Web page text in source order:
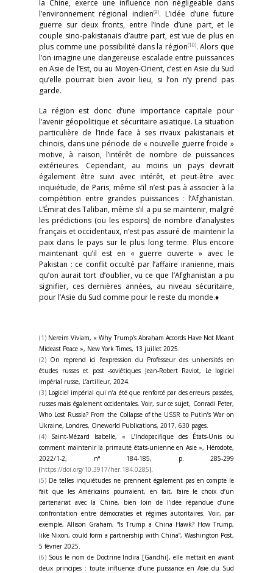
la Chine, exerce une influence non négligeable dans
l’environnement régional indien(9). L’idée d’une future
guerre sur deux fronts, entre l’Inde d’une part, et le
couple sino-pakistanais d’autre part, est vue de plus en
plus comme une possibilité dans la région(10). Alors que
l’on imagine une dangereuse escalade entre puissances
en Asie de l’Est, ou au Moyen-Orient, c’est en Asie du Sud
qu’elle pourrait bien avoir lieu, si l’on n’y prend pas
garde.
La région est donc d’une importance capitale pour
l’avenir géopolitique et sécuritaire asiatique. La situation
particulière de l’Inde face à ses rivaux pakistanais et
chinois, dans une période de « nouvelle guerre froide »
motive, à raison, l’intérêt de nombre de puissances
extérieures. Cependant, au moins un pays devrait
également être suivi avec intérêt, et peut-être avec
inquiétude, de Paris, même s’il n’est pas à associer à la
compétition entre grandes puissances : l’Afghanistan.
L’Émirat des Taliban, même s’il a pu se maintenir, malgré
les prédictions (ou les espoirs) de nombre d’analystes
français et occidentaux, n’est pas assuré de maintenir la
paix dans le pays sur le plus long terme. Plus encore
maintenant qu’il est en « guerre ouverte » avec le
Pakistan : ce conflit occulté par l’affaire iranienne, mais
qu’on aurait tort d’oublier, vu ce que l’Afghanistan a pu
signifier, ces dernières années, au niveau sécuritaire,
pour l’Asie du Sud comme pour le reste du monde.♦
(1) Nereim Viviam, « Why Trump’s Abraham Accords Have Not Meant
Mideast Peace », New York Times, 13 juillet 2025.
(2) On reprend ici l’expression du Professeur des universités en
études russes et post -soviétiques Jean-Robert Raviot, Le logiciel
impérial russe, L’artilleur, 2024.
(3) Logiciel impérial qui n’a été que renforcé par des erreurs passées,
russes mais également occidentales. Voir, sur ce sujet, Conradi Peter,
Who Lost Russia? From the Collapse of the USSR to Putin’s War on
Ukraine, Londres, Oneworld Publications, 2017, 630 pages.
(4) Saint-Mézard Isabelle, « L’Indopacifique des États-Unis ou
comment maintenir la primauté états-unienne en Asie », Hérodote,
2022/1-2, n° 184-185, p. 285-299
(https://doi.org/10.3917/her.184.0285).
(5) De telles inquiétudes ne prennent également pas en compte le
fait que les Américains pourraient, en fait, faire le choix d’un
partenariat avec la Chine, bien loin de l’idée répandue d’une
confrontation entre démocraties et régimes autoritaires. Voir, par
exemple, Allison Graham, “Is Trump a China Hawk? How Trump,
like Nixon, could form a partnership with China”, Washington Post,
5 février 2025.
(6) Sous le nom de Doctrine Indira [Gandhi], elle mettait en avant
deux principes : toute influence d’une puissance en Asie du Sud